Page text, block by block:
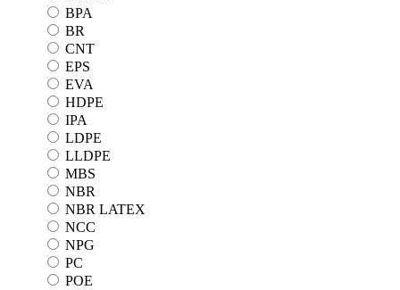
BPA
BR
CNT
EPS
EVA
HDPE
IPA
LDPE
LLDPE
MBS
NBR
NBR LATEX
NCC
NPG
PC
POE